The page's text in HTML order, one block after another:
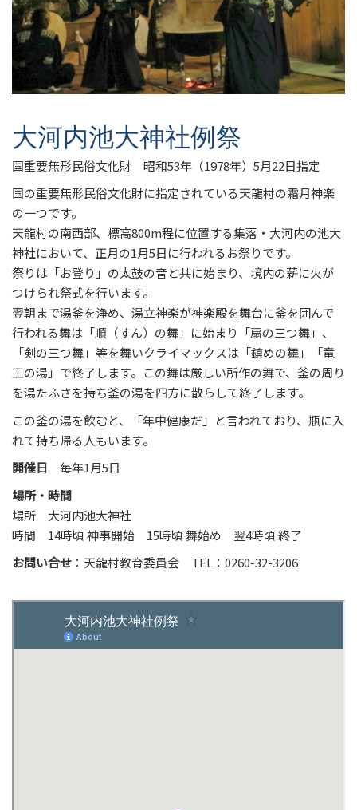
大河内池大神社例祭
国重要無形民俗文化財 昭和53年（1978年）5月22日指定
国の重要無形民俗文化財に指定されている天龍村の霜月神楽
の一つです。
天龍村の南西部、標高800m程に位置する集落・大河内の池大
神社において、正月の1月5日に行われるお祭りです。
祭りは「お登り」の太鼓の音と共に始まり、境内の薪に火が
つけられ祭式を行います。
翌朝まで湯釜を浄め、湯立神楽が神楽殿を舞台に釜を囲んで
行われる舞は「順（すん）の舞」に始まり「扇の三つ舞」、
「剣の三つ舞」等を舞いクライマックスは「鎮めの舞」「竜
王の湯」で終了します。この舞は厳しい所作の舞で、釜の周り
を湯たふさを持ち釜の湯を四方に散らして終了します。
この釜の湯を飲むと、「年中健康だ」と言われており、瓶に入
れて持ち帰る人もいます。
開催日 毎年1月5日
場所・時間
場所 大河内池大神社
時間 14時頃 神事開始 15時頃 舞始め 翌4時頃 終了
お問い合せ ：天龍村教育委員会 TEL：0260-32-3206